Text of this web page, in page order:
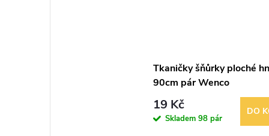
Tkaničky šňůrky ploché
90cm pár Wenco
19 Kč
Skladem 98 pár
DO